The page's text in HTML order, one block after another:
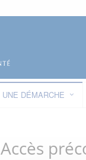
UNE DÉMARCHE